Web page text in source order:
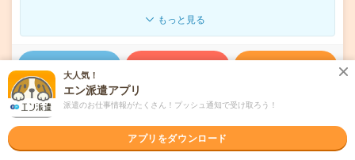
もっと見る
派遣会社 マンパワーグループ株式会社 ケアサービス事業部 （医療福祉介護関連）
大人気！
エン派遣アプリ
派遣のお仕事情報がたくさん！プッシュ通知で受け取ろう！
アプリをダウンロード